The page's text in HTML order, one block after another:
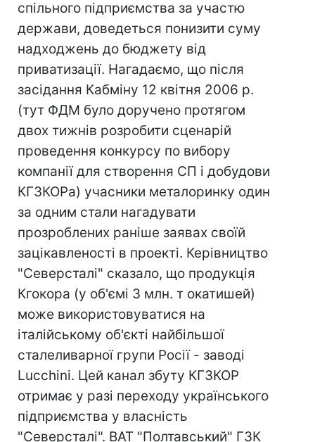
спільного підприємства за участю
держави, доведеться понизити суму
надходжень до бюджету від
приватизації. Нагадаємо, що після
засідання Кабміну 12 квітня 2006 р.
(тут ФДМ було доручено протягом
двох тижнів розробити сценарій
проведення конкурсу по вибору
компанії для створення СП і добудови
КГЗКОРа) учасники металоринку один
за одним стали нагадувати
прозроблених раніше заявах своїй
зацікавленості в проекті. Керівництво
"Северсталі" сказало, що продукція
Кгокора (у об'ємі 3 млн. т окатишей)
може використовуватися на
італійському об'єкті найбільшої
сталеливарної групи Росії - заводі
Lucchini. Цей канал збуту КГЗКОР
отримає у разі переходу українського
підприємства у власність
"Северсталі". ВАТ "Полтавський" ГЗК